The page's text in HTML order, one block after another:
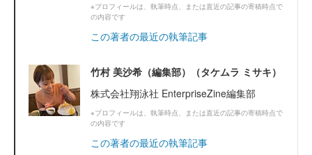
※プロフィールは、執筆時点、または直近の記事の寄稿時点で
の内容です
この著者の最近の執筆記事
竹村 美沙希（編集部）（タケムラ ミサキ）
株式会社翔泳社 EnterpriseZine編集部
※プロフィールは、執筆時点、または直近の記事の寄稿時点で
の内容です
この著者の最近の執筆記事